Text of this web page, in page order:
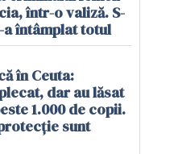
într-o valiză. S-
a întâmplat totul
în Ceuta:
dar au lăsat
1.000 de copii.
sunt